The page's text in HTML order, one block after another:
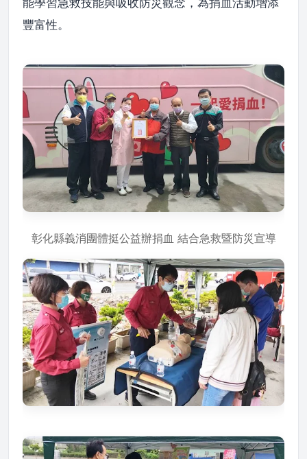
能學習急救技能與吸收防災觀念，為捐血活動增添
豐富性。
彰化縣義消團體挺公益辦捐血 結合急救暨防災宣導